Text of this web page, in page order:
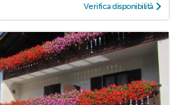
Verifica disponibilità